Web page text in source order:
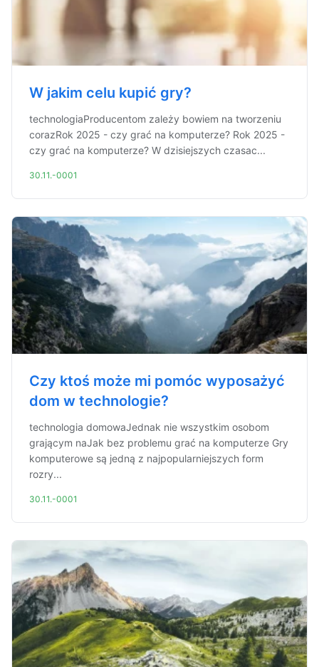
W jakim celu kupić gry?
technologiaProducentom zależy bowiem na tworzeniu
corazRok 2025 - czy grać na komputerze? Rok 2025 -
czy grać na komputerze? W dzisiejszych czasac...
30.11.-0001
Czy ktoś może mi pomóc wyposażyć
dom w technologie?
technologia domowaJednak nie wszystkim osobom
grającym naJak bez problemu grać na komputerze Gry
komputerowe są jedną z najpopularniejszych form
rozry...
30.11.-0001